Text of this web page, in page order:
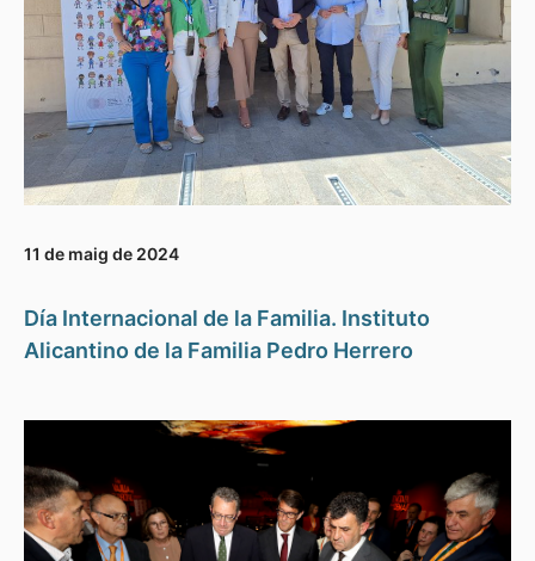
11 de maig de 2024
Día Internacional de la Familia. Instituto
Alicantino de la Familia Pedro Herrero